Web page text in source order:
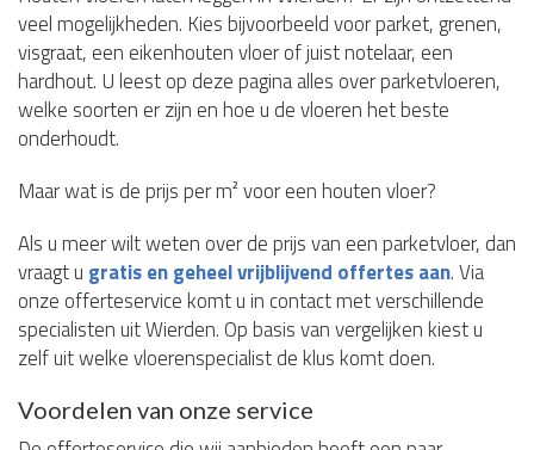
veel mogelijkheden. Kies bijvoorbeeld voor parket, grenen,
visgraat, een eikenhouten vloer of juist notelaar, een
hardhout. U leest op deze pagina alles over parketvloeren,
welke soorten er zijn en hoe u de vloeren het beste
onderhoudt.
Maar wat is de prijs per m² voor een houten vloer?
Als u meer wilt weten over de prijs van een parketvloer, dan
vraagt u gratis en geheel vrijblijvend offertes aan. Via
onze offerteservice komt u in contact met verschillende
specialisten uit Wierden. Op basis van vergelijken kiest u
zelf uit welke vloerenspecialist de klus komt doen.
Voordelen van onze service